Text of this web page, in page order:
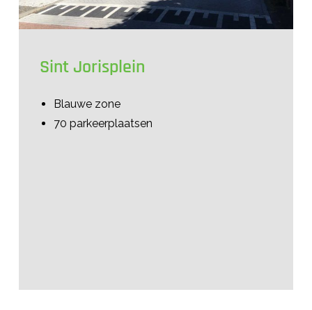
Sint Jorisplein
Blauwe zone
70 parkeerplaatsen